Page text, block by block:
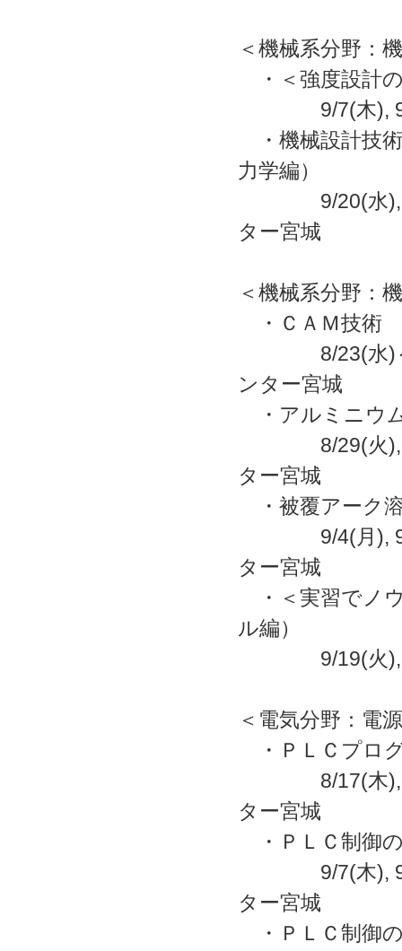
＜機械系分野：
・＜強度設計
9/7(木),
・機械設計技
力学編）
9/20(水),
ター宮城
＜機械系分野：
・ＣＡＭ技術
8/23(水)
ンター宮城
・アルミニウ
8/29(火),
ター宮城
・被覆アーク
9/4(月),
ター宮城
・＜実習でノ
ル編）
9/19(火),
＜電気分野：電
・ＰＬＣプロ
8/17(木),
ター宮城
・ＰＬＣ制御
9/7(木),
ター宮城
・ＰＬＣ制御